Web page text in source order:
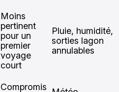
Moins
pertinent
pour un
premier
voyage
court
Pluie, humidité,
sorties lagon
annulables
Compromis